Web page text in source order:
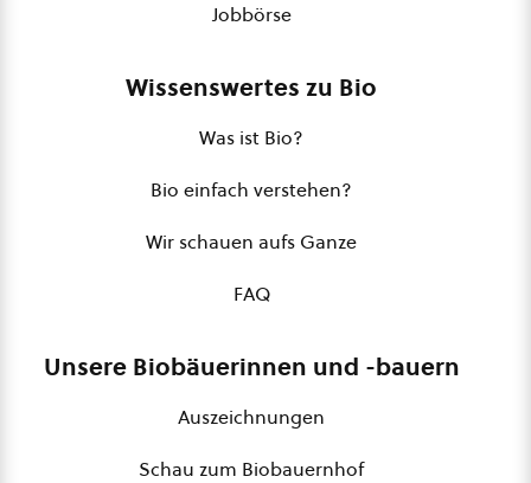
Jobbörse
Wissenswertes zu Bio
Was ist Bio?
Bio einfach verstehen?
Wir schauen aufs Ganze
FAQ
Unsere Biobäuerinnen und -bauern
Auszeichnungen
Schau zum Biobauernhof